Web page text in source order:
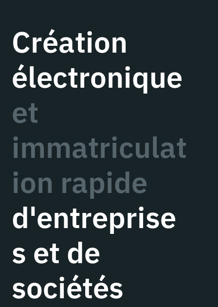
Création
électronique
et
immatriculat
ion rapide
d'entreprise
s et de
sociétés